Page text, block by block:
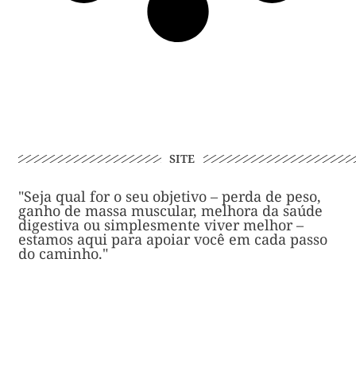
SITE
"Seja qual for o seu objetivo – perda de peso,
ganho de massa muscular, melhora da saúde
digestiva ou simplesmente viver melhor –
estamos aqui para apoiar você em cada passo
do caminho."